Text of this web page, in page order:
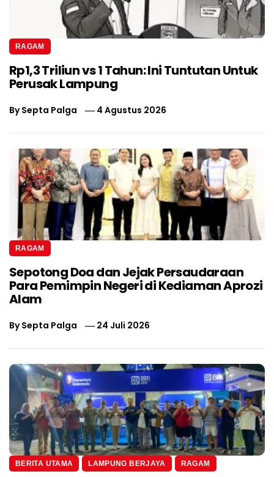
RAGAM
Rp1,3 Triliun vs 1 Tahun: Ini Tuntutan Untuk
Perusak Lampung
BySepta Palga 4 Agustus 2026
RAGAM
Sepotong Doa dan Jejak Persaudaraan
Para Pemimpin Negeri di Kediaman Aprozi
Alam
BySepta Palga 24 Juli 2026
BERITA UTAMA LAMPUNG BERJAYA RAGAM